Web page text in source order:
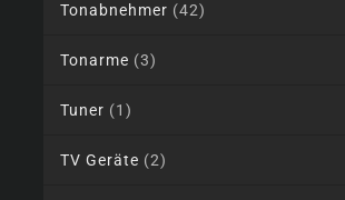
Tonabnehmer (42)
Tonarme (3)
Tuner (1)
TV Geräte (2)